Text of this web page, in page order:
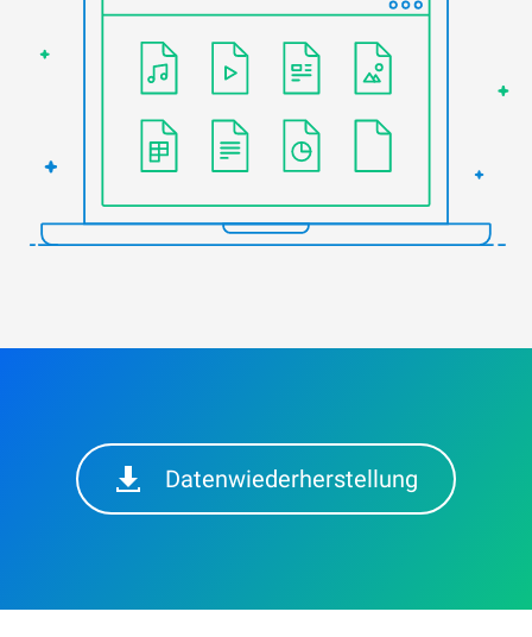
Datenwiederherstellung